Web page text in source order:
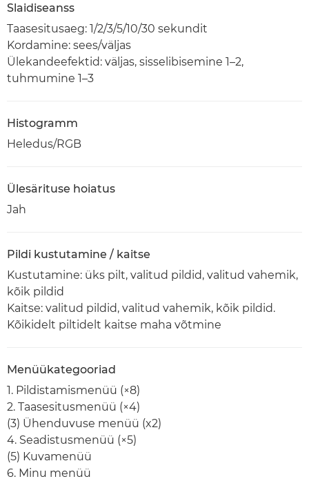
Slaidiseanss
Taasesitusaeg: 1/2/3/5/10/30 sekundit
Kordamine: sees/väljas
Ülekandeefektid: väljas, sisselibisemine 1–2,
tuhmumine 1–3
Histogramm
Heledus/RGB
Ülesärituse hoiatus
Jah
Pildi kustutamine / kaitse
Kustutamine: üks pilt, valitud pildid, valitud vahemik,
kõik pildid
Kaitse: valitud pildid, valitud vahemik, kõik pildid.
Kõikidelt piltidelt kaitse maha võtmine
Menüükategooriad
1. Pildistamismenüü (×8)
2. Taasesitusmenüü (×4)
(3) Ühenduvuse menüü (x2)
4. Seadistusmenüü (×5)
(5) Kuvamenüü
6. Minu menüü